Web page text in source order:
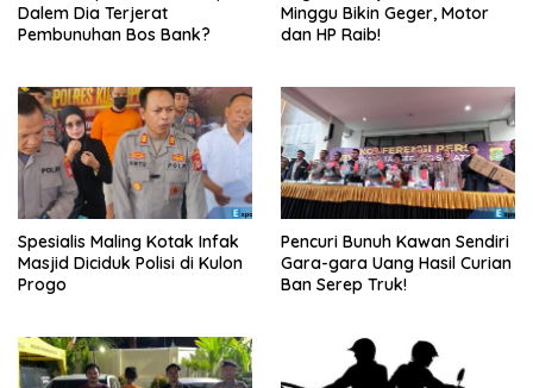
Dalem Dia Terjerat
Pembunuhan Bos Bank?
Minggu Bikin Geger, Motor
dan HP Raib!
Spesialis Maling Kotak Infak
Masjid Diciduk Polisi di Kulon
Progo
Pencuri Bunuh Kawan Sendiri
Gara-gara Uang Hasil Curian
Ban Serep Truk!